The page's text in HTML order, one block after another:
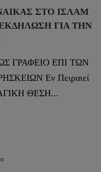
ΣΤΟ ΙΣΛΑΜ
ΓΙΑ ΤΗΝ
ΓΡΑΦΕΙΟ ΕΠΙ ΤΩΝ
Εν Πειραιεί
ΘΕΣΗ...